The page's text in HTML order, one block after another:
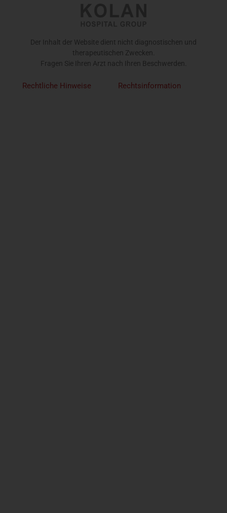
Der Inhalt der Website dient nicht diagnostischen und
therapeutischen Zwecken.
Fragen Sie Ihren Arzt nach Ihren Beschwerden.
Rechtliche Hinweise Rechtsinformation